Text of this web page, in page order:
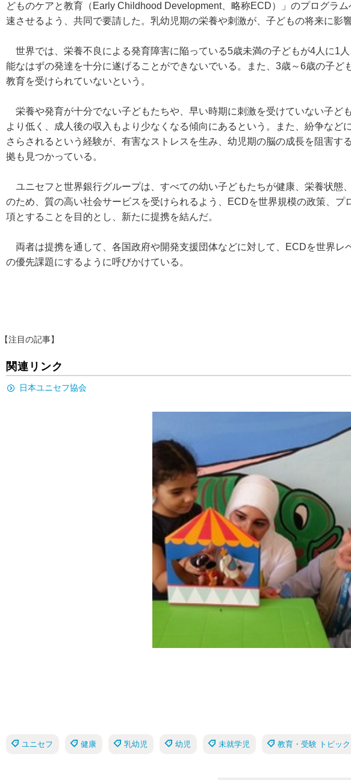
どものケアと教育（Early Childhood Development、略称ECD）」のプログラ
速させるよう、共同で要請した。乳幼児期の栄養や刺激が、子どもの将来に影
世界では、栄養不良による発育障害に陥っている5歳未満の子どもが4人に1
能なはずの発達を十分に遂げることができないでいる。また、3歳～6歳の子ど
教育を受けられていないという。
栄養や発育が十分でない子どもたちや、早い時期に刺激を受けていない子ど
より低く、成人後の収入もより少なくなる傾向にあるという。また、紛争など
さらされるという経験が、有害なストレスを生み、幼児期の脳の成長を阻害す
拠も見つかっている。
ユニセフと世界銀行グループは、すべての幼い子どもたちが健康、栄養状態
のため、質の高い社会サービスを受けられるよう、ECDを世界規模の政策、プ
項とすることを目的とし、新たに提携を結んだ。
両者は提携を通して、各国政府や開発支援団体などに対して、ECDを世界レ
の優先課題にするように呼びかけている。
【注目の記事】
関連リンク
日本ユニセフ協会
ユニセフ 健康 乳幼児 幼児 未就学児 教育・受験 トピック